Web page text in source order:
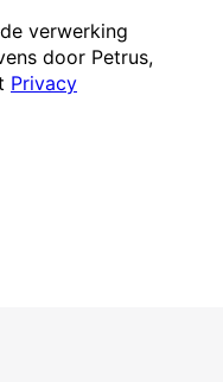
verwerking
door Petrus,
Privacy